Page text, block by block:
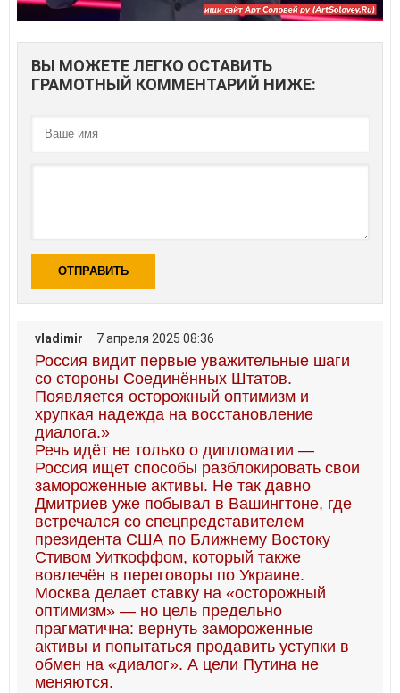
ВЫ МОЖЕТЕ ЛЕГКО ОСТАВИТЬ
ГРАМОТНЫЙ КОММЕНТАРИЙ НИЖЕ:
ОТПРАВИТЬ
vladimir 7 апреля 2025 08:36
Россия видит первые уважительные шаги
со стороны Соединённых Штатов.
Появляется осторожный оптимизм и
хрупкая надежда на восстановление
диалога.»
Речь идёт не только о дипломатии —
Россия ищет способы разблокировать свои
замороженные активы. Не так давно
Дмитриев уже побывал в Вашингтоне, где
встречался со спецпредставителем
президента США по Ближнему Востоку
Стивом Уиткоффом, который также
вовлечён в переговоры по Украине.
Москва делает ставку на «осторожный
оптимизм» — но цель предельно
прагматична: вернуть замороженные
активы и попытаться продавить уступки в
обмен на «диалог». А цели Путина не
меняются.